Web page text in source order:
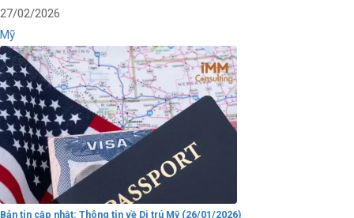
27/02/2026
Mỹ
Bản tin cập nhật: Thông tin về Di trú Mỹ (26/01/2026)